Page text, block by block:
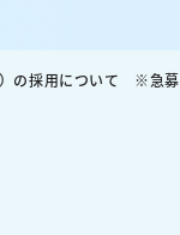
）の採用について ※急募